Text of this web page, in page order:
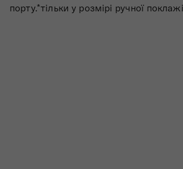
порту.*тільки у розмірі ручної поклажі